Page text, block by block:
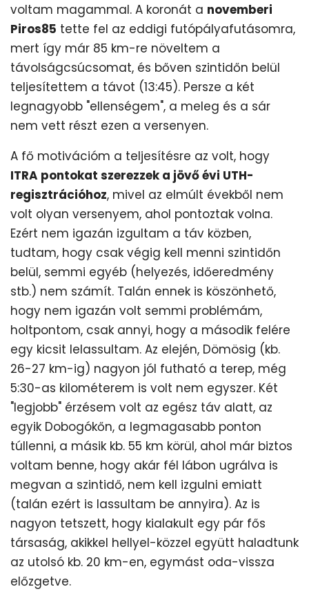
voltam magammal. A koronát a novemberi
Piros85 tette fel az eddigi futópályafutásomra,
mert így már 85 km-re növeltem a
távolságcsúcsomat, és bőven szintidőn belül
teljesítettem a távot (13:45). Persze a két
legnagyobb "ellenségem", a meleg és a sár
nem vett részt ezen a versenyen.
A fő motivációm a teljesítésre az volt, hogy
ITRA pontokat szerezzek a jövő évi UTH-
regisztrációhoz, mivel az elmúlt évekből nem
volt olyan versenyem, ahol pontoztak volna.
Ezért nem igazán izgultam a táv közben,
tudtam, hogy csak végig kell menni szintidőn
belül, semmi egyéb (helyezés, időeredmény
stb.) nem számít. Talán ennek is köszönhető,
hogy nem igazán volt semmi problémám,
holtpontom, csak annyi, hogy a második felére
egy kicsit lelassultam. Az elején, Dömösig (kb.
26-27 km-ig) nagyon jól futható a terep, még
5:30-as kilométerem is volt nem egyszer. Két
"legjobb" érzésem volt az egész táv alatt, az
egyik Dobogókőn, a legmagasabb ponton
túllenni, a másik kb. 55 km körül, ahol már biztos
voltam benne, hogy akár fél lábon ugrálva is
megvan a szintidő, nem kell izgulni emiatt
(talán ezért is lassultam be annyira). Az is
nagyon tetszett, hogy kialakult egy pár fős
társaság, akikkel hellyel-közzel együtt haladtunk
az utolsó kb. 20 km-en, egymást oda-vissza
előzgetve.